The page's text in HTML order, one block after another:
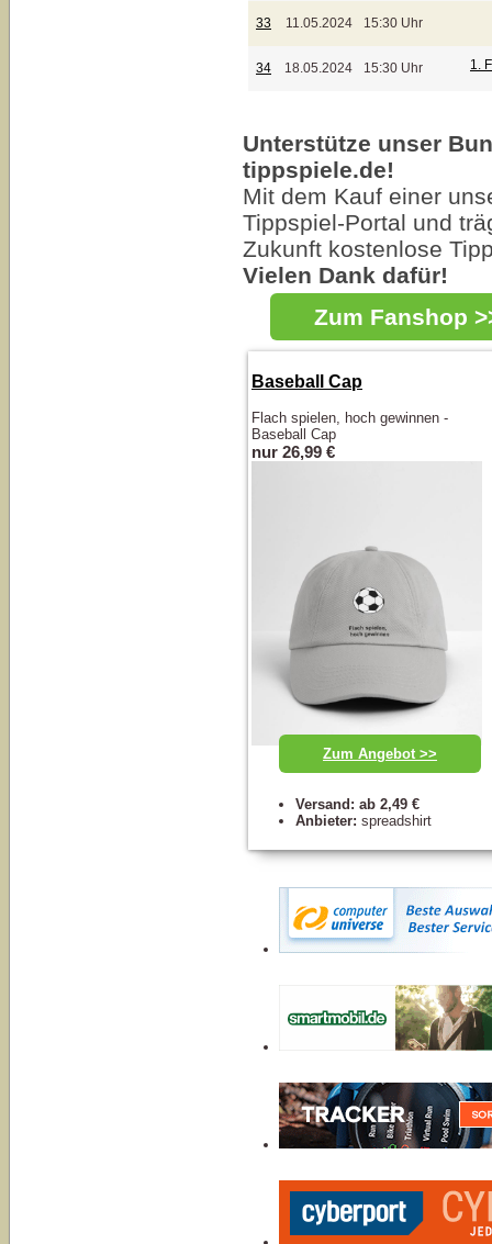
33 11.05.2024 15:30 Uhr
34 18.05.2024 15:30 Uhr 1.
Unterstütze unser
tippspiele.de!
Mit dem Kauf einer
Tippspiel-Portal und
Zukunft kostenlose
Vielen Dank dafür!
Zum Fanshop
Baseball Cap
Flach spielen, hoch gewinnen -
Baseball Cap
nur 26,99 €
Zum Angebot >>
Versand: ab 2,49 €
Anbieter: spreadshirt